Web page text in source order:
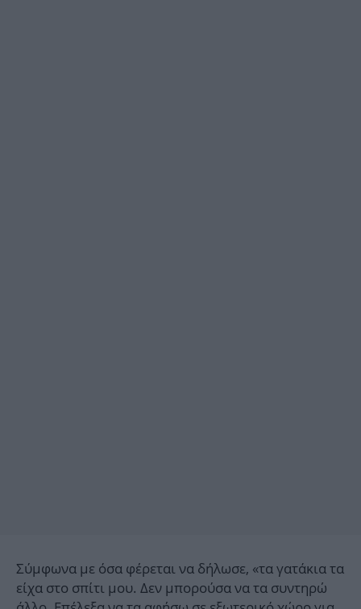
Σύμφωνα με όσα φέρεται να δήλωσε, «τα γατάκια τα
είχα στο σπίτι μου. Δεν μπορούσα να τα συντηρώ